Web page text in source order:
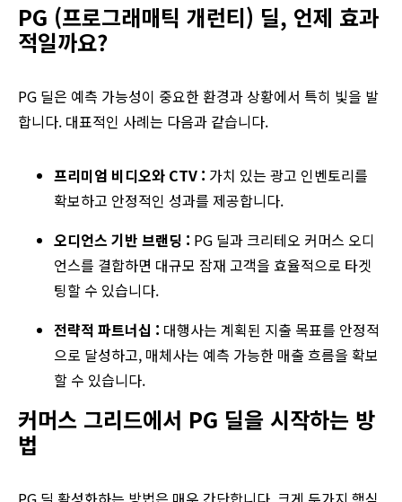
PG (프로그래매틱 개런티) 딜, 언제 효과
적일까요?
PG 딜은 예측 가능성이 중요한 환경과 상황에서 특히 빛을 발
합니다. 대표적인 사례는 다음과 같습니다.
프리미엄 비디오와 CTV : 가치 있는 광고 인벤토리를
확보하고 안정적인 성과를 제공합니다.
오디언스 기반 브랜딩 : PG 딜과 크리테오 커머스 오디
언스를 결합하면 대규모 잠재 고객을 효율적으로 타겟
팅할 수 있습니다.
전략적 파트너십 : 대행사는 계획된 지출 목표를 안정적
으로 달성하고, 매체사는 예측 가능한 매출 흐름을 확보
할 수 있습니다.
커머스 그리드에서 PG 딜을 시작하는 방
법